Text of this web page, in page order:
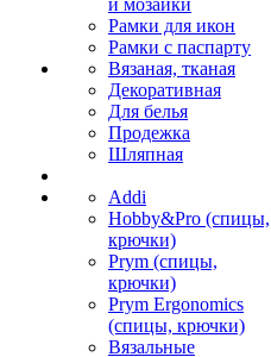
и мозаики
Рамки для икон
Рамки с паспарту
Вязаная, тканая
Декоративная
Для белья
Продежка
Шляпная
Addi
Hobby&Pro (спицы,
крючки)
Prym (спицы,
крючки)
Prym Ergonomics
(спицы, крючки)
Вязальные